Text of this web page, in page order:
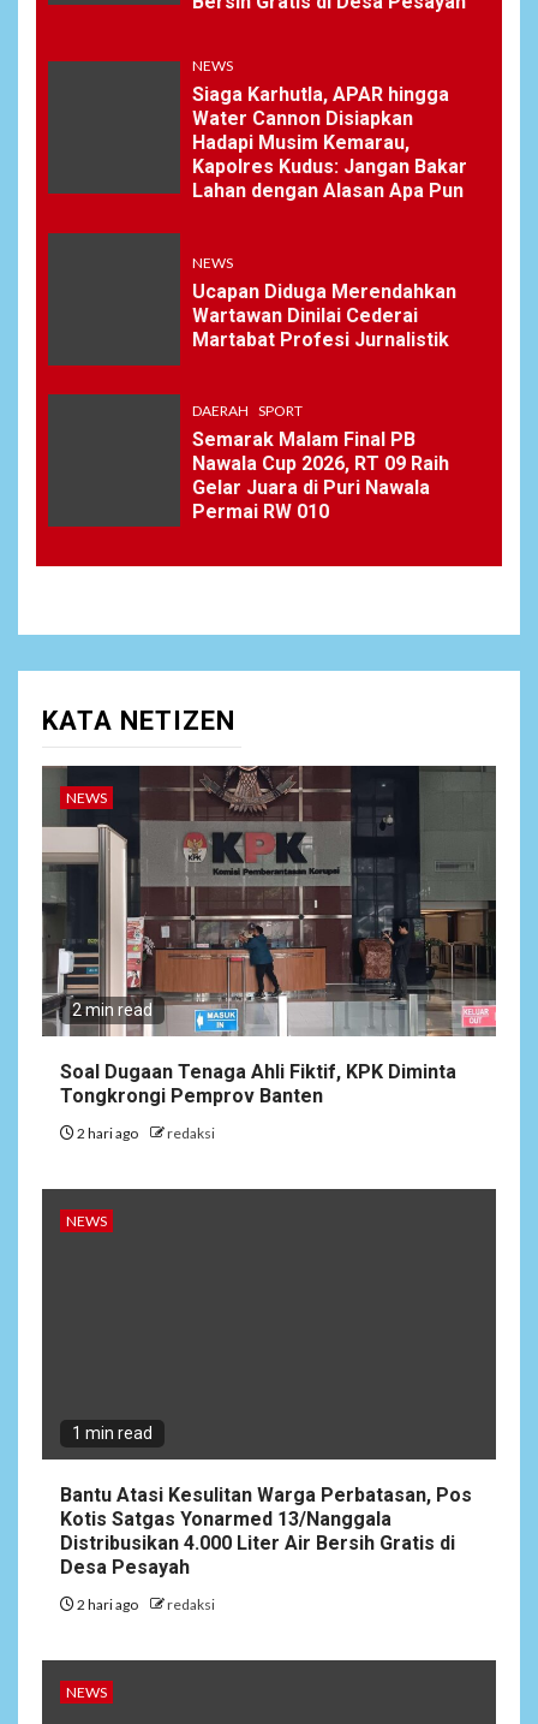
Keberhasilan Koperasi
Merah Putih Jadi Kunci
Tegaknya Pasal 33 UUD
1945 dan Program Strategis
Prabowo
Istri AKP Padlun Alfitri Minta
Perlindungan Hukum,
Ungkap Dugaan Pemerasan
oleh Oknum Unit Ekonomi
NEWS
Wujudkan Kemanunggalan
TNI-Rakyat, Satgas Yonif
645/GTY Laksanakan
10
Restu Wijayanto Dikenang
Sebagai Kapolres Humanis
Bulukumba
1 NEWS
Soal Dugaan Tenaga Ahli
Fiktif, KPK Diminta
Tongkrongi Pemprov
Banten
NEWS
Perbatasan, Pos Kotis
Satgas Yonarmed
13/Nanggala Distribusikan
Ucapan Diduga
Merendahkan Wartawan
Dinilai Cederai Martabat
NEWS
Siaga Karhutla, APAR hingga
Water Cannon Disiapkan
Hadapi Musim Kemarau,
Kapolres Kudus: Jangan Bakar
Lahan dengan Alasan Apa Pun
NEWS
Ucapan Diduga Merendahkan
Wartawan Dinilai Cederai
Martabat Profesi Jurnalistik
DAERAH SPORT
Semarak Malam Final PB
Nawala Cup 2026, RT 09 Raih
Gelar Juara di Puri Nawala
Permai RW 010
KATA NETIZEN
NEWS
2 min read
Soal Dugaan Tenaga Ahli Fiktif, KPK Diminta
Tongkrongi Pemprov Banten
2 hari ago redaksi
NEWS
1 min read
Bantu Atasi Kesulitan Warga Perbatasan, Pos
Kotis Satgas Yonarmed 13/Nanggala
Distribusikan 4.000 Liter Air Bersih Gratis di
Desa Pesayah
2 hari ago redaksi
NEWS